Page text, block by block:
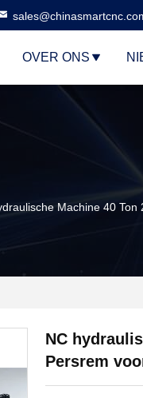
OVER ONS
Machine 40
NC
Persrem